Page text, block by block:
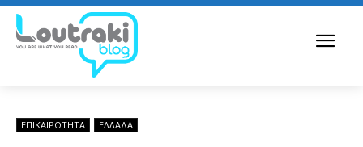
ΕΠΙΚΑΙΡΟΤΗΤΑ ΕΛΛΆΔΑ